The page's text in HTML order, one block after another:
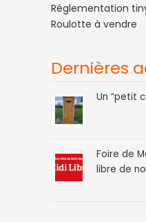
Réglementation
Roulotte à vendre
Dernières
Un “petit
Foire de
libre de